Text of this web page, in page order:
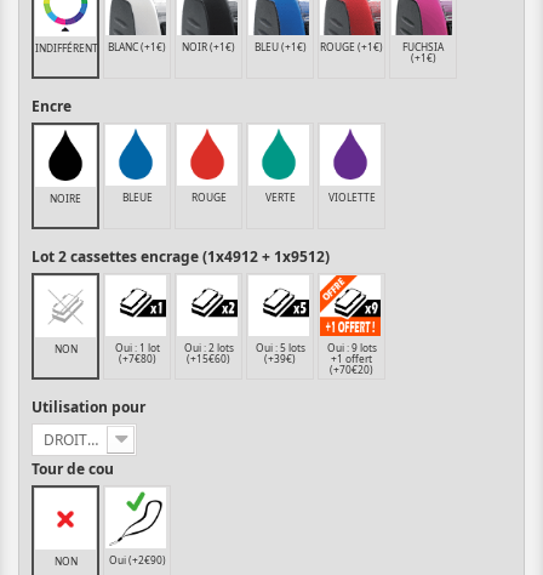
INDIFFÉRENT BLANC (+1€) NOIR (+1€) BLEU (+1€) ROUGE (+1€)
FUCHSIA
(+1€)
Encre
NOIRE BLEUE ROUGE VERTE VIOLETTE
Lot 2 cassettes encrage (1x4912 + 1x9512)
NON
Oui : 1 lot
(+7€80)
Oui : 2 lots
(+15€60)
Oui : 5 lots
(+39€)
Oui : 9 lots
+1 offert
(+70€20)
Utilisation pour
DROITIER
Tour de cou
NON Oui (+2€90)